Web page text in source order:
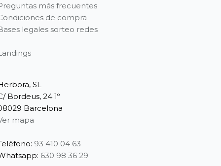
más frecuentes
de compra
legales sorteo redes
SL
Bordeus, 24 1º
Barcelona
mapa
93 410 04 63
630 98 36 29